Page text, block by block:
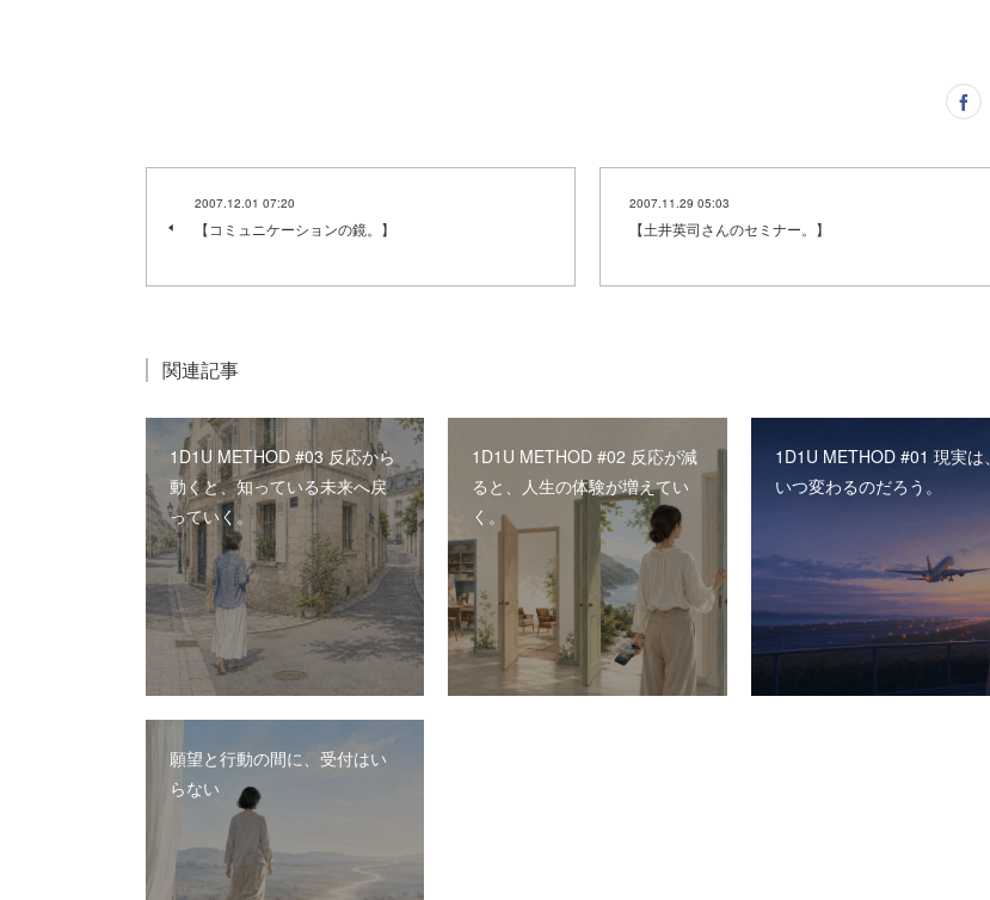
2007.12.01 07:20
【コミュニケーションの鏡。】
2007.11.29 05:03
【土井英司さんのセミナー。】
関連記事
1D1U METHOD #03 反応から
動くと、知っている未来へ戻
っていく。
1D1U METHOD #02 反応が減
ると、人生の体験が増えてい
く。
1D1U METHOD #01 現実は、
いつ変わるのだろう。
願望と行動の間に、受付はい
らない